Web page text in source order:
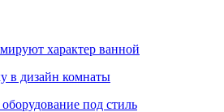
характер ванной
в дизайн комнаты
под стиль